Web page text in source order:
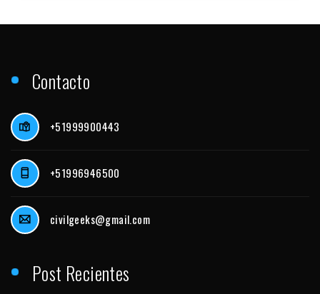
Contacto
+51999900443
+51996946500
civilgeeks@gmail.com
Post Recientes